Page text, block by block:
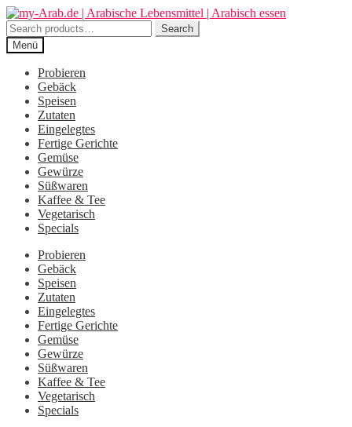
Zur
Navigation
springen
Zum
Inhalt
springen
Search
for:
Search
Menü
Probieren
Gebäck
Speisen
Zutaten
Eingelegtes
Fertige Gerichte
Gemüse
Gewürze
Süßwaren
Kaffee & Tee
Vegetarisch
Specials
Probieren
Gebäck
Speisen
Zutaten
Eingelegtes
Fertige Gerichte
Gemüse
Gewürze
Süßwaren
Kaffee & Tee
Vegetarisch
Specials